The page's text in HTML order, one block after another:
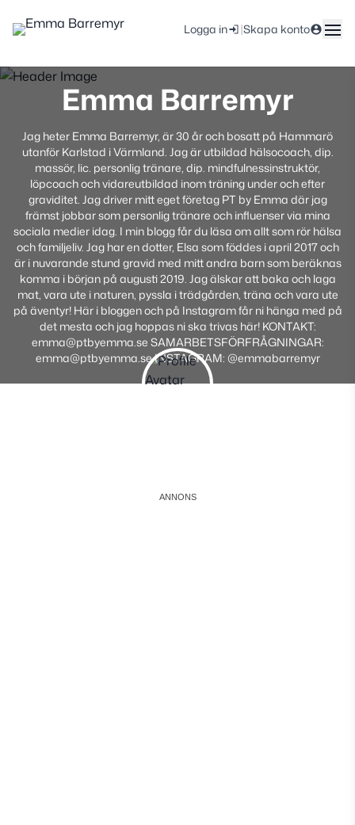
Logga in |Skapa konto
Emma Barremyr
Jag heter Emma Barremyr, är 30 år och bosatt på Hammarö
utanför Karlstad i Värmland. Jag är utbildad hälsocoach, dip.
massör, lic. personlig tränare, dip. mindfulnessinstruktör,
löpcoach och vidareutbildad inom träning under och efter
graviditet. Jag driver mitt eget företag PT by Emma där jag
främst jobbar som personlig tränare och influenser via mina
sociala medier idag. I min blogg får du läsa om allt som rör hälsa
och familjeliv. Jag har en dotter, Elsa som föddes i april 2017 och
är i nuvarande stund gravid med mitt andra barn som beräknas
komma i början på augusti 2019. Jag älskar att baka och laga
mat, vara ute i naturen, pyssla i trädgården, träna och vara ute
på äventyr! Här i bloggen och på Instagram får ni hänga med på
det mesta och jag hoppas ni ska trivas här! KONTAKT:
emma@ptbyemma.se SAMARBETSFÖRFRÅGNINGAR:
emma@ptbyemma.se INSTAGRAM: @emmabarremyr